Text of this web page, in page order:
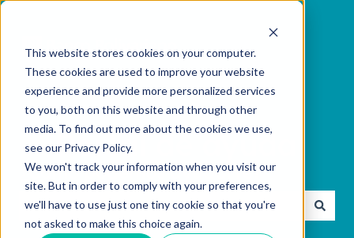
This website stores cookies on your computer.
These cookies are used to improve your website
experience and provide more personalized services
to you, both on this website and through other
media. To find out more about the cookies we use,
see our Privacy Policy.
We won't track your information when you visit our
site. But in order to comply with your preferences,
we'll have to use just one tiny cookie so that you're
not asked to make this choice again.
¿Cómo podemos ayudarte?
No hay sugerencias porque el campo de